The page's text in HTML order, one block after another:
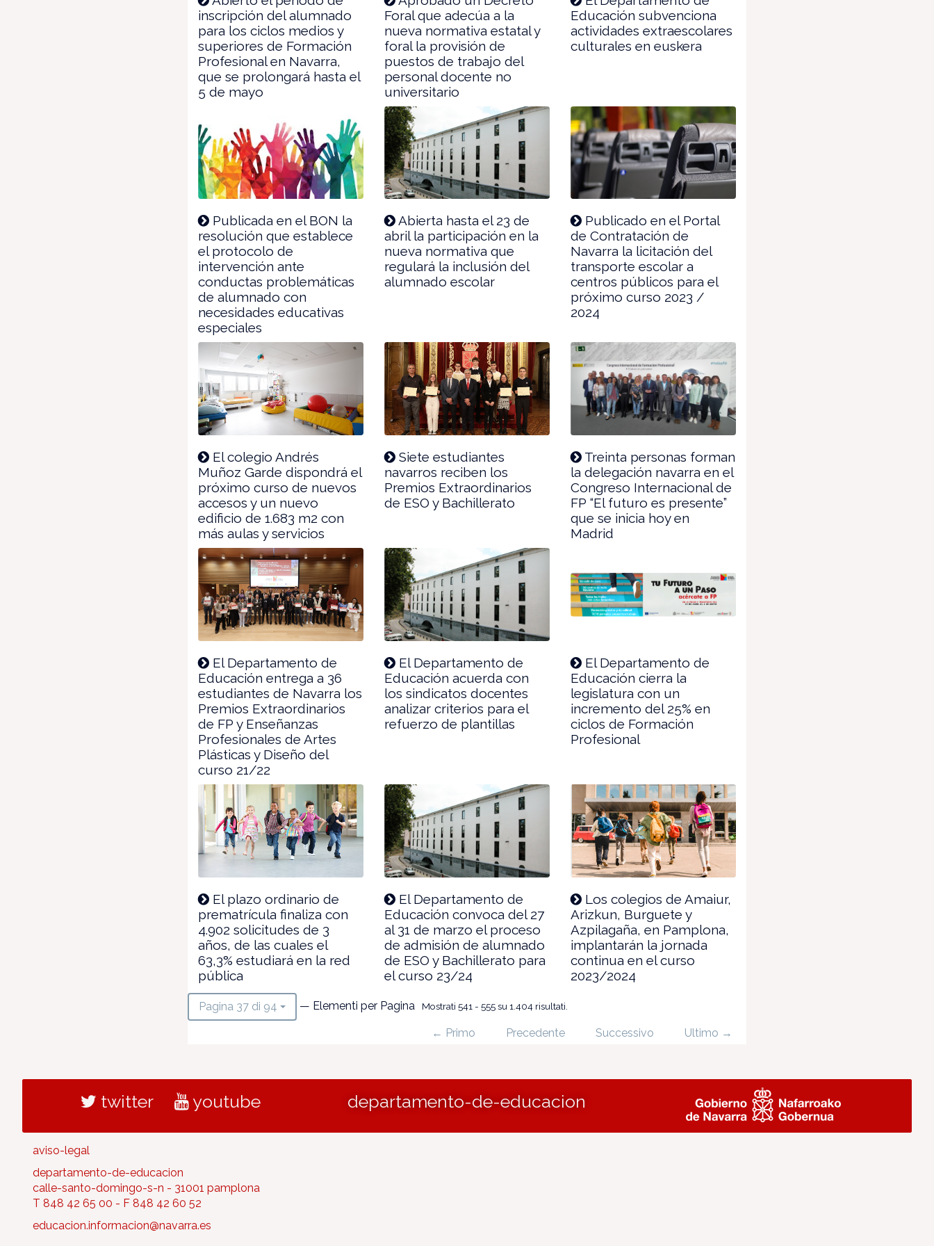
inscripción del alumnado
para los ciclos medios y
superiores de Formación
Profesional en Navarra,
que se prolongará hasta el
5 de mayo
Foral que adecúa a la
nueva normativa estatal y
foral la provisión de
puestos de trabajo del
personal docente no
universitario
Educación subvenciona
actividades extraescolares
culturales en euskera
Publicada en el BON la
resolución que establece
el protocolo de
intervención ante
conductas problemáticas
de alumnado con
necesidades educativas
especiales
Abierta hasta el 23 de
abril la participación en la
nueva normativa que
regulará la inclusión del
alumnado escolar
Publicado en el Portal
de Contratación de
Navarra la licitación del
transporte escolar a
centros públicos para el
próximo curso 2023 /
2024
El colegio Andrés
Muñoz Garde dispondrá el
próximo curso de nuevos
accesos y un nuevo
edificio de 1.683 m2 con
más aulas y servicios
Siete estudiantes
navarros reciben los
Premios Extraordinarios
de ESO y Bachillerato
Treinta personas forman
la delegación navarra en el
Congreso Internacional de
FP “El futuro es presente”
que se inicia hoy en
Madrid
El Departamento de
Educación entrega a 36
estudiantes de Navarra los
Premios Extraordinarios
de FP y Enseñanzas
Profesionales de Artes
Plásticas y Diseño del
curso 21/22
El Departamento de
Educación acuerda con
los sindicatos docentes
analizar criterios para el
refuerzo de plantillas
El Departamento de
Educación cierra la
legislatura con un
incremento del 25% en
ciclos de Formación
Profesional
El plazo ordinario de
prematrícula finaliza con
4.902 solicitudes de 3
años, de las cuales el
63,3% estudiará en la red
pública
El Departamento de
Educación convoca del 27
al 31 de marzo el proceso
de admisión de alumnado
de ESO y Bachillerato para
el curso 23/24
Los colegios de Amaiur,
Arizkun, Burguete y
Azpilagaña, en Pamplona,
implantarán la jornada
continua en el curso
2023/2024
Pagina 37 di 94 — Elementi per Pagina Mostrati 541 - 555 su 1.404 risultati.
← Primo Precedente Successivo Ultimo →
twitter youtube departamento-de-educacion
aviso-legal
departamento-de-educacion
calle-santo-domingo-s-n - 31001 pamplona
T 848 42 65 00 - F 848 42 60 52
educacion.informacion@navarra.es